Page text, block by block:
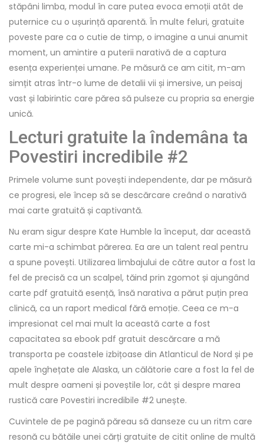
stăpâni limba, modul în care putea evoca emoții atât de
puternice cu o ușurință aparentă. În multe feluri, gratuite
poveste pare ca o cutie de timp, o imagine a unui anumit
moment, un amintire a puterii narativă de a captura
esența experienței umane. Pe măsură ce am citit, m-am
simțit atras într-o lume de detalii vii și imersive, un peisaj
vast și labirintic care părea să pulseze cu propria sa energie
unică.
Lecturi gratuite la îndemâna ta
Povestiri incredibile #2
Primele volume sunt povești independente, dar pe măsură
ce progresi, ele încep să se descărcare creând o narativă
mai carte gratuită și captivantă.
Nu eram sigur despre Kate Humble la început, dar această
carte mi-a schimbat părerea. Ea are un talent real pentru
a spune povești. Utilizarea limbajului de către autor a fost la
fel de precisă ca un scalpel, tăind prin zgomot și ajungând
carte pdf gratuită esență, însă narativa a părut puțin prea
clinică, ca un raport medical fără emoție. Ceea ce m-a
impresionat cel mai mult la această carte a fost
capacitatea sa ebook pdf gratuit descărcare a mă
transporta pe coastele izbițoase din Atlanticul de Nord și pe
apele înghețate ale Alaska, un călătorie care a fost la fel de
mult despre oameni și poveștile lor, cât și despre marea
rustică care Povestiri incredibile #2 unește.
Cuvintele de pe pagină păreau să danseze cu un ritm care
resonă cu bătăile unei cărți gratuite de citit online de multă